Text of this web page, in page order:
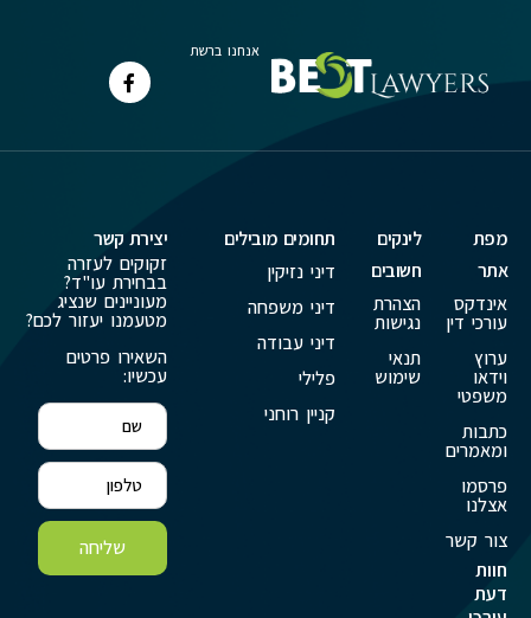
אנחנו ברשת
מפת
אתר
אינדקס
עורכי דין
ערוץ
וידאו
משפטי
כתבות
ומאמרים
פרסמו
אצלנו
צור קשר
חוות
דעת
לינקים
חשובים
הצהרת
נגישות
תנאי
שימוש
תחומים מובילים
דיני נזיקין
דיני משפחה
דיני עבודה
פלילי
קניין רוחני
יצירת קשר
זקוקים לעזרה
בבחירת עו"ד?
מעוניינים שנציג
מטעמנו יעזור לכם?
השאירו פרטים
עכשיו:
שליחה